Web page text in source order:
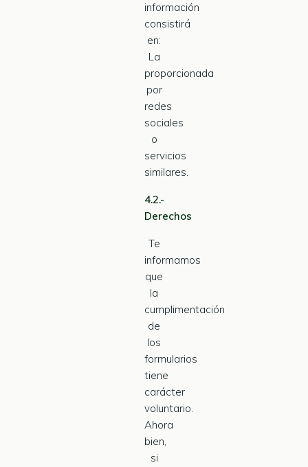
información
consistirá
en:
La
proporcionada
por
redes
sociales
o
servicios
similares.
4.2.-
Derechos
Te
informamos
que
la
cumplimentación
de
los
formularios
tiene
carácter
voluntario.
Ahora
bien,
si